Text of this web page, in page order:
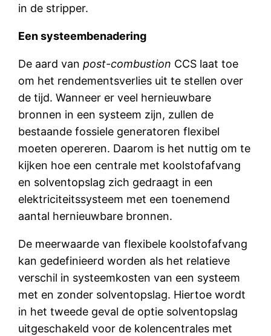
in de stripper.
Een systeembenadering
De aard vanpost-combustion CCS laat toe
om het rendementsverlies uit te stellen over
de tijd. Wanneer er veel hernieuwbare
bronnen in een systeem zijn, zullen de
bestaande fossiele generatoren flexibel
moeten opereren. Daarom is het nuttig om te
kijken hoe een centrale met koolstofafvang
en solventopslag zich gedraagt in een
elektriciteitssysteem met een toenemend
aantal hernieuwbare bronnen.
De meerwaarde van flexibele koolstofafvang
kan gedefinieerd worden als het relatieve
verschil in systeemkosten van een systeem
met en zonder solventopslag. Hiertoe wordt
in het tweede geval de optie solventopslag
uitgeschakeld voor de kolencentrales met